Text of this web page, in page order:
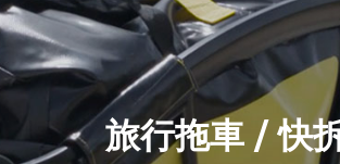
旅行拖車 / 快